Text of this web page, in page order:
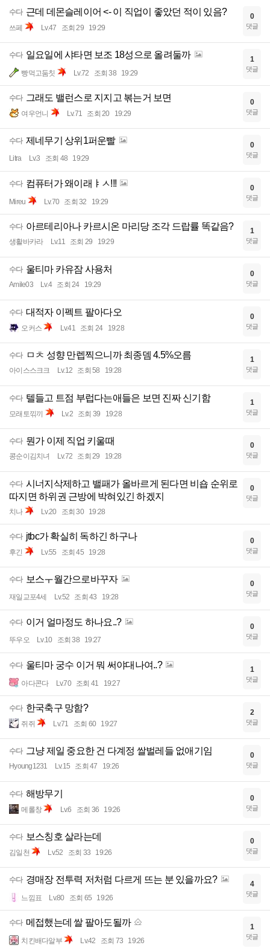
수다 근데 데몬슬레이어 <- 이 직업이 좋았던 적이 있음?
쓰페 Lv.47 조회 29 19:29
0
댓글
수다 일요일에 샤타면 보조 18성으로 올려둘까
빵먹고둠칫 Lv.72 조회 38 19:29
1
댓글
수다 그래도 밸런스로 지지고 볶는거 보면
여우언니 Lv.71 조회 20 19:29
0
댓글
수다 제네무기 상위1퍼운빨
Litra Lv.3 조회 48 19:29
0
댓글
수다 컴퓨터가 왜이래ㅑㅅ!!!
Mireu Lv.70 조회 32 19:29
0
댓글
수다 아르테리아나 카르시온 마리당 조각 드랍률 똑같음?
생활바카라 Lv.11 조회 29 19:29
1
댓글
수다 울티마 카유잠 사용처
Amile03 Lv.4 조회 24 19:29
0
댓글
수다 대적자 이펙트 팔아다오
오커스 Lv.41 조회 24 19:28
0
댓글
수다 ㅁㅊ 성향 만렙찍으니까 최종뎀 4.5%오름
아이스스크크 Lv.12 조회 58 19:28
1
댓글
수다 텔들고 트점 부럽다는애들은 보면 진짜 신기함
모래토끾끼 Lv.2 조회 39 19:28
1
댓글
수다 뭔가 이제 직업 키울때
콩순이김치녀 Lv.72 조회 29 19:28
0
댓글
수다 시너지삭제하고 밸패가 올바르게 된다면 비숍 순위로
따지면 하위권 근방에 박혀있긴 하겠지
치나 Lv.20 조회 30 19:28
0
댓글
수다 jtbc가 확실히 독하긴 하구나
후긴 Lv.55 조회 45 19:28
0
댓글
수다 보스ㅜ월간으로바꾸자
재일교포4세 Lv.52 조회 43 19:28
0
댓글
수다 이거 얼마정도 하나요..?
뚜우오 Lv.10 조회 38 19:27
0
댓글
수다 울티마 궁수 이거 뭐 써야대나여..?
아다콘다 Lv.70 조회 41 19:27
1
댓글
수다 한국축구 망함?
쥐쥐 Lv.71 조회 60 19:27
2
댓글
수다 그냥 제일 중요한 건 다계정 쌀벌레들 없애기임
Hyoung1231 Lv.15 조회 47 19:26
0
댓글
수다 해방무기
메롤창 Lv.6 조회 36 19:26
0
댓글
수다 보스칭호 살라는데
김일천 Lv.52 조회 33 19:26
0
댓글
수다 경매장 전투력 저처럼 다르게 뜨는 분 있을까요?
느낌표 Lv.80 조회 65 19:26
4
댓글
수다 메접했는데 쌀 팔아도될까
치킨배다알부 Lv.42 조회 73 19:26
1
댓글